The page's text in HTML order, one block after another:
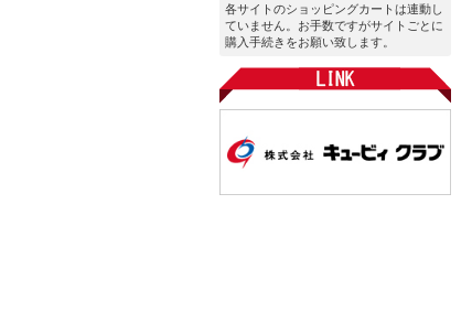
各サイトのショッピングカートは連動し
ていません。お手数ですがサイトごとに
購入手続きをお願い致します。